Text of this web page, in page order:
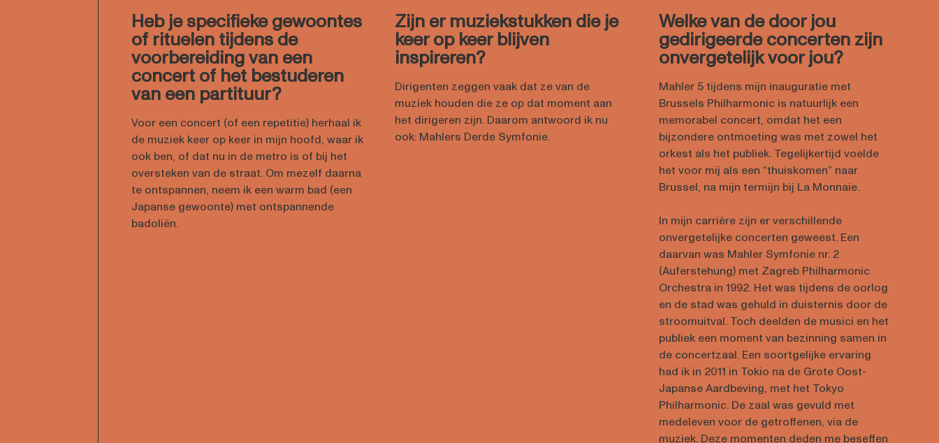
Heb je specifieke gewoontes
of rituelen tijdens de
voorbereiding van een
concert of het bestuderen
van een partituur?
Voor een concert (of een repetitie) herhaal ik
de muziek keer op keer in mijn hoofd, waar ik
ook ben, of dat nu in de metro is of bij het
oversteken van de straat. Om mezelf daarna
te ontspannen, neem ik een warm bad (een
Japanse gewoonte) met ontspannende
badoliën.
Zijn er muziekstukken die je
keer op keer blijven
inspireren?
Dirigenten zeggen vaak dat ze van de
muziek houden die ze op dat moment aan
het dirigeren zijn. Daarom antwoord ik nu
ook: Mahlers Derde Symfonie.
Welke van de door jou
gedirigeerde concerten zijn
onvergetelijk voor jou?
Mahler 5 tijdens mijn inauguratie met
Brussels Philharmonic is natuurlijk een
memorabel concert, omdat het een
bijzondere ontmoeting was met zowel het
orkest als het publiek. Tegelijkertijd voelde
het voor mij als een “thuiskomen” naar
Brussel, na mijn termijn bij La Monnaie.
In mijn carrière zijn er verschillende
onvergetelijke concerten geweest. Een
daarvan was Mahler Symfonie nr. 2
(Auferstehung) met Zagreb Philharmonic
Orchestra in 1992. Het was tijdens de oorlog
en de stad was gehuld in duisternis door de
stroomuitval. Toch deelden de musici en het
publiek een moment van bezinning samen in
de concertzaal. Een soortgelijke ervaring
had ik in 2011 in Tokio na de Grote Oost-
Japanse Aardbeving, met het Tokyo
Philharmonic. De zaal was gevuld met
medeleven voor de getroffenen, via de
muziek. Deze momenten deden me beseffen